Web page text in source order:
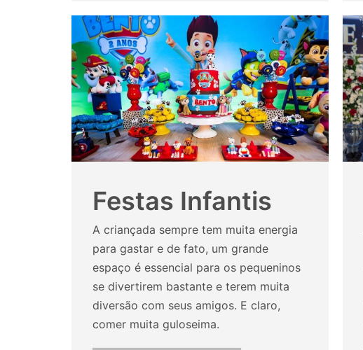
Festas Infantis
A criançada sempre tem muita energia
para gastar e de fato, um grande
espaço é essencial para os pequeninos
se divertirem bastante e terem muita
diversão com seus amigos. E claro,
comer muita guloseima.